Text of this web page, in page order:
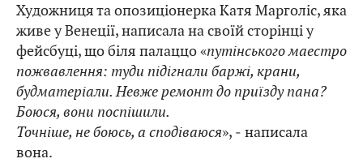
Художниця та опозиціонерка Катя Марголіс, яка
живе у Венеції, написала на своїй сторінці у
фейсбуці, що біля палаццо «путінського маестро
пожвавлення: туди підігнали баржі, крани,
будматеріали. Невже ремонт до приїзду пана?
Боюся, вони поспішили.
Точніше, не боюсь, а сподіваюся», ‒ написала
вона.